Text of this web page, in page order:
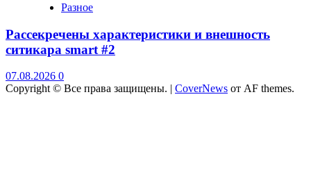
Разное
Рассекречены характеристики и внешность
ситикара smart #2
07.08.2026 0
Copyright © Все права защищены. | CoverNews от AF themes.